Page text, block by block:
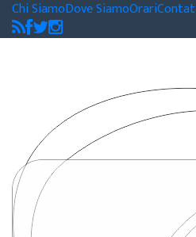
Chi SiamoDove SiamoOrari